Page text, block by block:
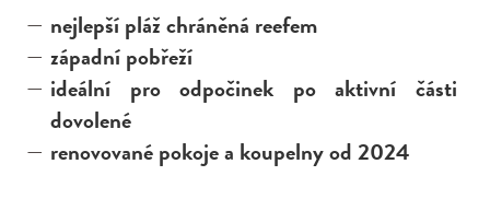
nejlepší pláž chráněná reefem
západní pobřeží
ideální pro odpočinek po aktivní části
dovolené
renovované pokoje a koupelny od 2024